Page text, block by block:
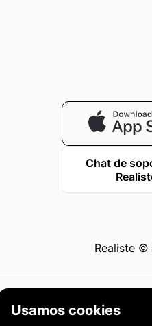
Usamos cookies
Chat de
Realiste
asesoramiento de
basarse en su propia